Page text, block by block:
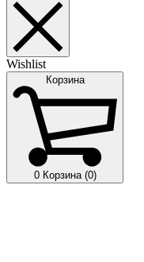
Wishlist
Корзина
0 Корзина (0)